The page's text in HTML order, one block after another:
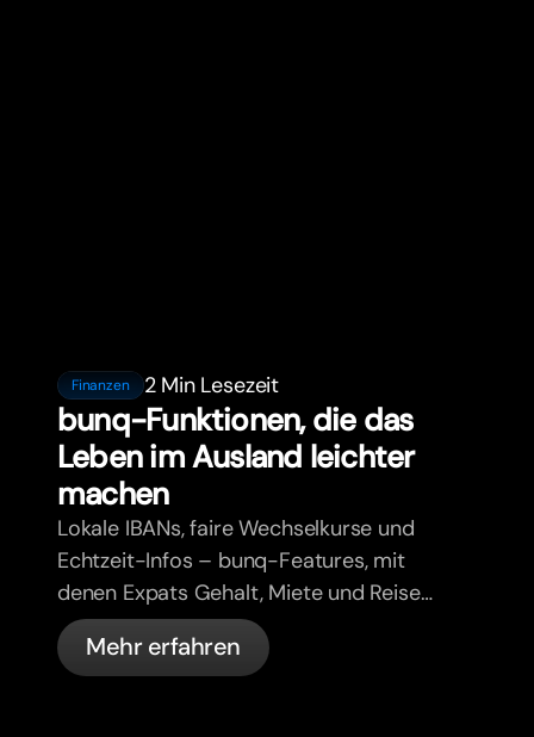
Finanzen 2 Min Lesezeit
bunq-Funktionen, die das
Leben im Ausland leichter
machen
Lokale IBANs, faire Wechselkurse und
Echtzeit-Infos – bunq-Features, mit
denen Expats Gehalt, Miete und Reisen
stressfrei regeln. Ohne App-Chaos.
Mehr erfahren